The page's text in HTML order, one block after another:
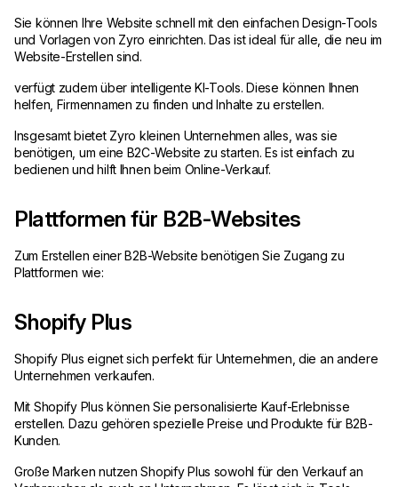
Sie können Ihre Website schnell mit den einfachen Design-Tools
und Vorlagen von Zyro einrichten. Das ist ideal für alle, die neu im
Website-Erstellen sind.
verfügt zudem über intelligente KI-Tools. Diese können Ihnen
helfen, Firmennamen zu finden und Inhalte zu erstellen.
Insgesamt bietet Zyro kleinen Unternehmen alles, was sie
benötigen, um eine B2C-Website zu starten. Es ist einfach zu
bedienen und hilft Ihnen beim Online-Verkauf.
Plattformen für B2B-Websites
Zum Erstellen einer B2B-Website benötigen Sie Zugang zu
Plattformen wie:
Shopify Plus
Shopify Plus eignet sich perfekt für Unternehmen, die an andere
Unternehmen verkaufen.
Mit Shopify Plus können Sie personalisierte Kauf-Erlebnisse
erstellen. Dazu gehören spezielle Preise und Produkte für B2B-
Kunden.
Große Marken nutzen Shopify Plus sowohl für den Verkauf an